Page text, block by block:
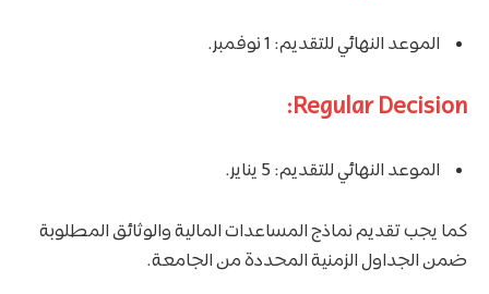
الموعد النهائي للتقديم: 1 نوفمبر.
Regular Decision:
الموعد النهائي للتقديم: 5 يناير.
كما يجب تقديم نماذج المساعدات المالية والوثائق المطلوبة
ضمن الجداول الزمنية المحددة من الجامعة.